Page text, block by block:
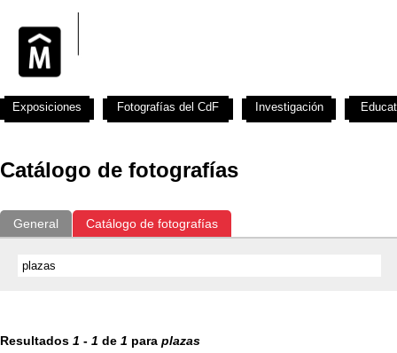
Catálogo de fotografías
General Catálogo de fotografías
Resultados 1 - 1 de 1 para plazas
Exposiciones Fotografías del CdF Investigación